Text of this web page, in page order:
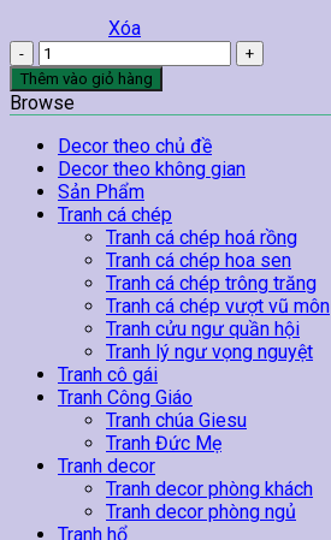
Xóa
Tranh
Chúa
Jesus
Đáng
Kính
số
lượng
Thêm vào giỏ hàng
Browse
Decor theo chủ đề
Decor theo không gian
Sản Phẩm
Tranh cá chép
Tranh cá chép hoá rồng
Tranh cá chép hoa sen
Tranh cá chép trông trăng
Tranh cá chép vượt vũ môn
Tranh cửu ngư quần hội
Tranh lý ngư vọng nguyệt
Tranh cô gái
Tranh Công Giáo
Tranh chúa Giesu
Tranh Đức Mẹ
Tranh decor
Tranh decor phòng khách
Tranh decor phòng ngủ
Tranh hổ